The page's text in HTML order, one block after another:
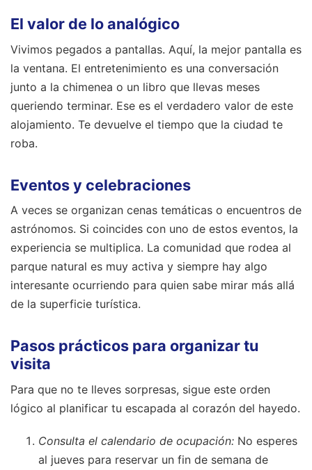
El valor de lo analógico
Vivimos pegados a pantallas. Aquí, la mejor pantalla es
la ventana. El entretenimiento es una conversación
junto a la chimenea o un libro que llevas meses
queriendo terminar. Ese es el verdadero valor de este
alojamiento. Te devuelve el tiempo que la ciudad te
roba.
Eventos y celebraciones
A veces se organizan cenas temáticas o encuentros de
astrónomos. Si coincides con uno de estos eventos, la
experiencia se multiplica. La comunidad que rodea al
parque natural es muy activa y siempre hay algo
interesante ocurriendo para quien sabe mirar más allá
de la superficie turística.
Pasos prácticos para organizar tu
visita
Para que no te lleves sorpresas, sigue este orden
lógico al planificar tu escapada al corazón del hayedo.
Consulta el calendario de ocupación: No esperes
al jueves para reservar un fin de semana de